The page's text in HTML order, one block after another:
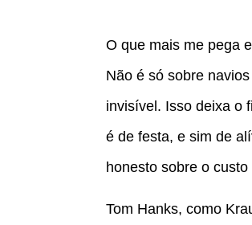
O que mais me pega
Não é só sobre
invisível. Isso deixa o
é de festa, e sim de
honesto sobre o custo
Tom Hanks, como